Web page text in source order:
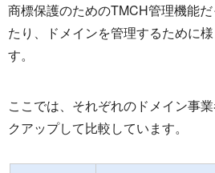
商標保護のためのTMCH管理機能
たり、ドメインを管理するために
す。
ここでは、それぞれのドメイン事
クアップして比較しています。